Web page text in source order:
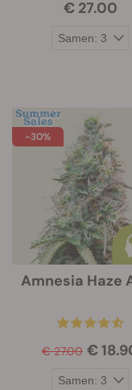
€ 27.00
-30%
Amnesia Haze
€ 27.00 €